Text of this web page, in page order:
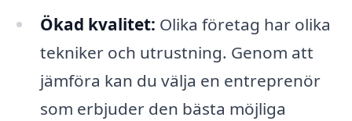
Ökad kvalitet: Olika företag har olika
tekniker och utrustning. Genom att
jämföra kan du välja en entreprenör
som erbjuder den bästa möjliga